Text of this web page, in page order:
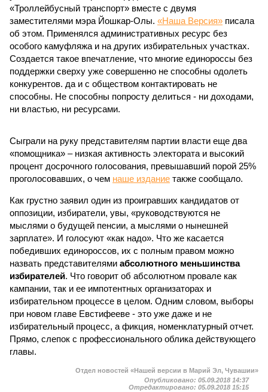
«Троллейбусный транспорт» вместе с двумя
заместителями мэра Йошкар-Олы. «Наша Версия» писала
об этом. Применялся административных ресурс без
особого камуфляжа и на других избирательных участках.
Создается такое впечатление, что многие единороссы без
поддержки сверху уже совершенно не способны одолеть
конкурентов. да и с обществом контактировать не
способны. Не способны попросту делиться - ни доходами,
ни властью, ни ресурсами.
Сыграли на руку представителям партии власти еще два
«помощника» – низкая активность электората и высокий
процент досрочного голосования, превышавший порой 25%
проголосовавших, о чем наше издание также сообщало.
Как грустно заявил один из проигравших кандидатов от
оппозиции, избиратели, увы, «руководствуются не
мыслями о будущей пенсии, а мыслями о нынешней
зарплате». И голосуют «как надо». Что же касается
победивших единороссов, их с полным правом можно
назвать представителями абсолютного меньшинства
избирателей. Что говорит об абсолютном провале как
кампании, так и ее импотентных организаторах и
избирательном процессе в целом. Одним словом, выборы
при новом главе Евстифееве - это уже даже и не
избирательный процесс, а фикция, номенклатурный отчет.
Прямо, слепок с профессионального облика действующего
главы.
Отдел новостей «Нашей версии в Марий Эл, Чувашии»
Опубликовано: 05.09.2018 14:37
Отредактировано: 05.09.2018 15:15